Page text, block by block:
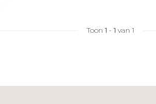
Toon 1 - 1 van 1